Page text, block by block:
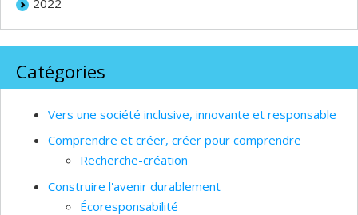
Catégories
Vers une société inclusive, innovante et responsable
Comprendre et créer, créer pour comprendre
Recherche-création
Construire l'avenir durablement
Écoresponsabilité